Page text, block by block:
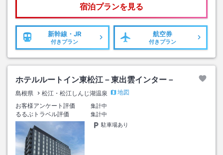
宿泊プランを見る
新幹線・JR
付きプラン
航空券
付きプラン
ホテルルートイン東松江－東出雲インター－
島根県 松江・松江しんじ湖温泉
地図
お客様アンケート評価
集計中
るるぶトラベル評価
集計中
駐車場あり